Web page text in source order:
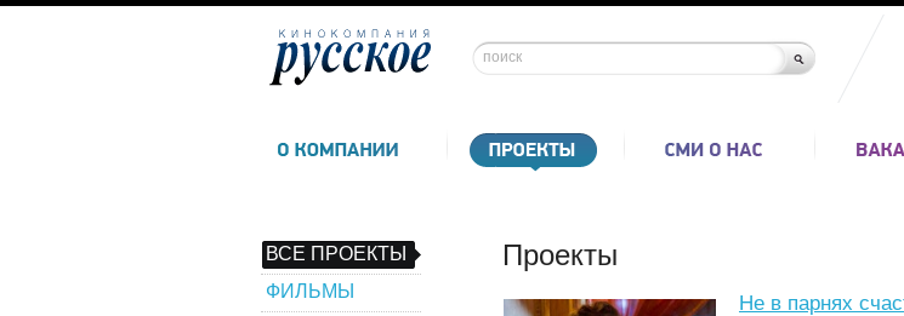
ВСЕ ПРОЕКТЫ
ФИЛЬМЫ
Проекты
Не в парнях